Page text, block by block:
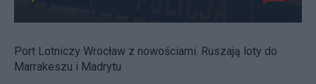
Port Lotniczy Wrocław z nowościami. Ruszają loty do
Marrakeszu i Madrytu